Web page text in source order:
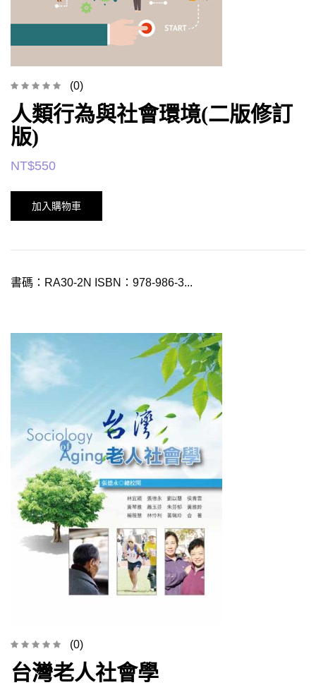
(0)
人類行為與社會環境(二版修訂
版)
NT$550
加入購物車
書碼：RA30-2N ISBN：978-986-3...
(0)
台灣老人社會學